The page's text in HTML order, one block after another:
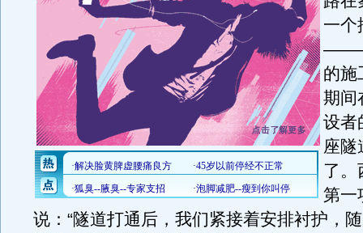
一个
———
的施
期间
设者
座隧
了。
第一
说：“隧道打通后，我们紧接着安排衬护，